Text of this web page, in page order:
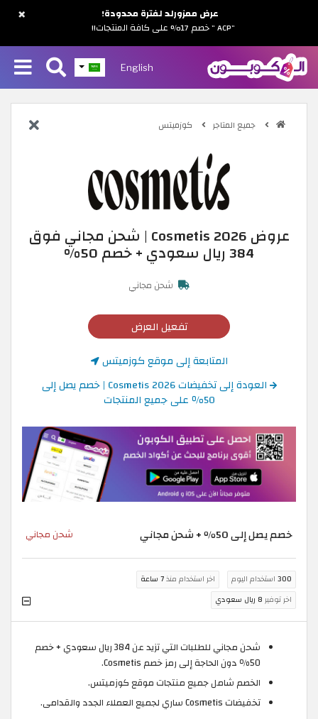
English
جميع المتاجر كوزميتس
عروض Cosmetis 2026 | شحن مجاني فوق
384 ريال سعودي + خصم 50%
شحن مجاني
تفعيل العرض
المتابعة إلى موقع كوزميتس
العودة إلى تخفيضات Cosmetis 2026 | خصم يصل إلى
50٪ على جميع المنتجات
خصم يصل إلى 50٪ + شحن مجاني شحن مجاني
300 استخدام اليوم اخر استخدام منذ7 ساعة
اخر توفير 8 ريال سعودي
شحن مجاني للطلبات التي تزيد عن 384 ريال سعودي + خصم
50٪ دون الحاجة إلى رمز خصم Cosmetis.
الخصم شامل جميع منتجات موقع كوزميتس.
تخفيضات Cosmetis ساري لجميع العملاء الجدد والقدامى.
×
عرض ممزورلد لفترة محدودة!
"ACP " خصم 17% على كافة المنتجات!!